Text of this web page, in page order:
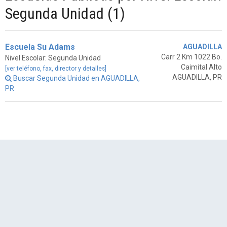
Segunda Unidad (1)
Escuela Su Adams
Nivel Escolar: Segunda Unidad
[ver teléfono, fax, director y detalles]
Buscar Segunda Unidad en AGUADILLA,
PR
AGUADILLA
Carr 2 Km 1022 Bo.
Caimital Alto
AGUADILLA, PR